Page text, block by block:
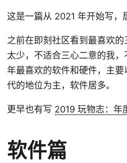
这是一篇从 2021 年开始写，
之前在即刻社区看到最喜欢
太少，不适合三心二意的我
年最喜欢的软件和硬件，主
代的地位为主，软件居多。
更早也有写 2019 玩物志：年
软件篇